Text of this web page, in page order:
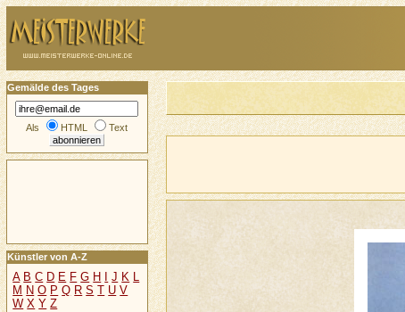
Gemälde des Tages
Als HTML Text
Künstler von A-Z
A B C D E F G H J K L
M N O P Q R S T U V
W X Y Z